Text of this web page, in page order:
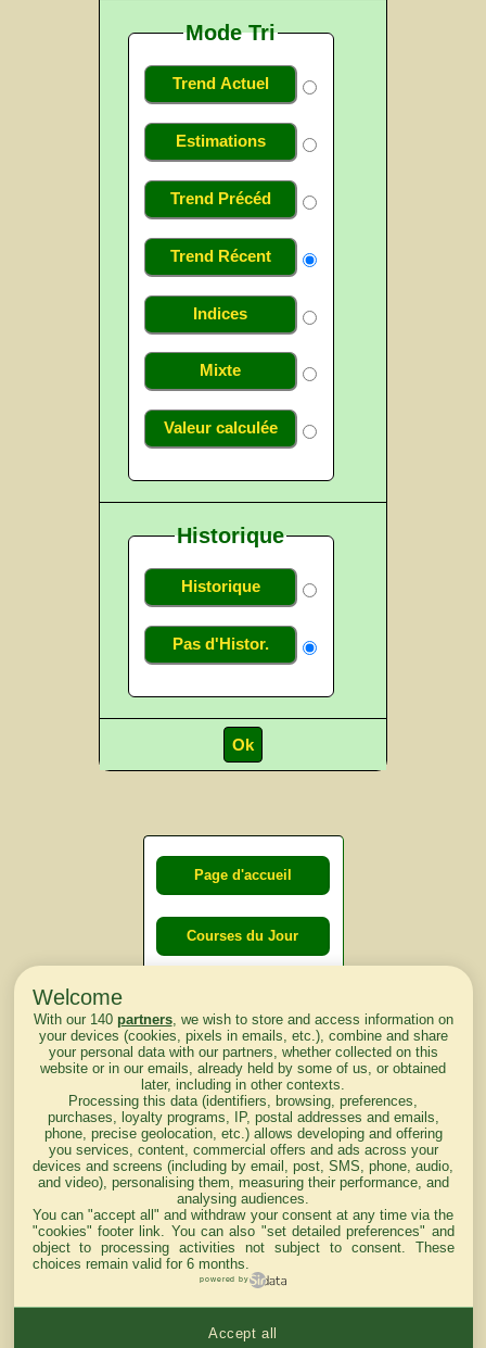
Mode Tri
Trend Actuel
Estimations
Trend Précéd
Trend Récent
Indices
Mixte
Valeur calculée
Historique
Historique
Pas d'Histor.
Page d'accueil
Courses du Jour
lendemain
Courses
d'aujourd'hui
Haut de Page
Mentions légales du site
Welcome
With our 140 partners, we wish to store and access information on
your devices (cookies, pixels in emails, etc.), combine and share
your personal data with our partners, whether collected on this
website or in our emails, already held by some of us, or obtained
later, including in other contexts.
Processing this data (identifiers, browsing, preferences,
purchases, loyalty programs, IP, postal addresses and emails,
phone, precise geolocation, etc.) allows developing and offering
you services, content, commercial offers and ads across your
devices and screens (including by email, post, SMS, phone, audio,
and video), personalising them, measuring their performance, and
analysing audiences.
You can "accept all" and withdraw your consent at any time via the
"cookies" footer link . You can also "set detailed preferences" and
object to processing activities not subject to consent. These
choices remain valid for 6 months.
powered by
Accept all